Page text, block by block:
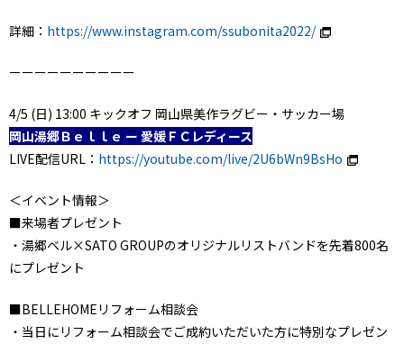
詳細： https://www.instagram.com/ssubonita2022/
ーーーーーーーーーー
4/5 (日) 13:00 キックオフ 岡山県美作ラグビー・サッカー場
岡山湯郷Ｂｅｌｌｅ ー 愛媛ＦＣレディース
LIVE配信URL： https://youtube.com/live/2U6bWn9BsHo
＜イベント情報＞
■来場者プレゼント
・湯郷ベル×SATO GROUPのオリジナルリストバンドを先着800名
にプレゼント
■BELLEHOMEリフォーム相談会
・当日にリフォーム相談会でご成約いただいた方に特別なプレゼン